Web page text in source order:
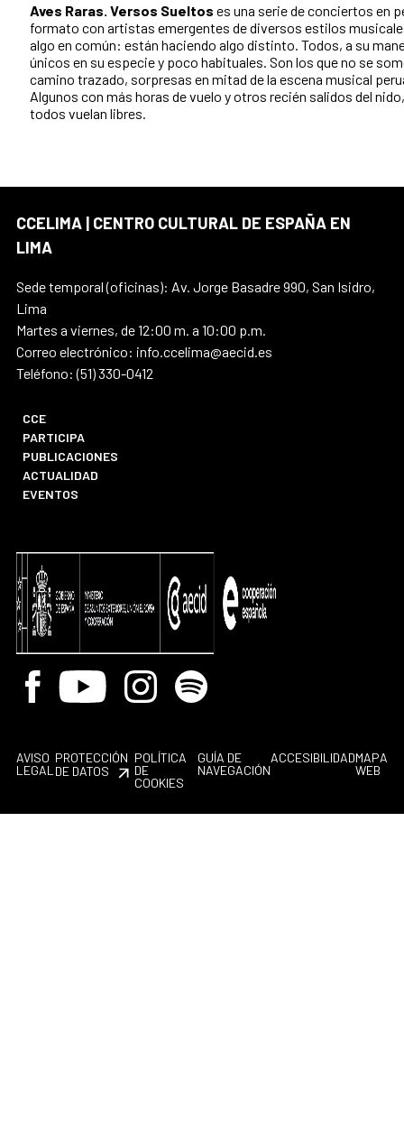
Aves Raras. Versos Sueltos es una serie de conciertos en
formato con artistas emergentes de diversos estilos
algo en común: están haciendo algo distinto. Todos, a su
únicos en su especie y poco habituales. Son los que no se
camino trazado, sorpresas en mitad de la escena musical
Algunos con más horas de vuelo y otros recién salidos del
todos vuelan libres.
CCELIMA | CENTRO CULTURAL DE ESPAÑA EN
LIMA
Sede temporal (oficinas): Av. Jorge Basadre 990, San Isidro,
Lima
Martes a viernes, de 12:00 m. a 10:00 p.m.
Correo electrónico: info.ccelima@aecid.es
Teléfono: (51) 330-0412
CCE
PARTICIPA
PUBLICACIONES
ACTUALIDAD
EVENTOS
Facebook
Youtube InstagramSpotify
AVISO
LEGAL
PROTECCIÓN
DE DATOS
POLÍTICA
DE
COOKIES
GUÍA DE
NAVEGACIÓN
ACCESIBILIDADMAPA
WEB